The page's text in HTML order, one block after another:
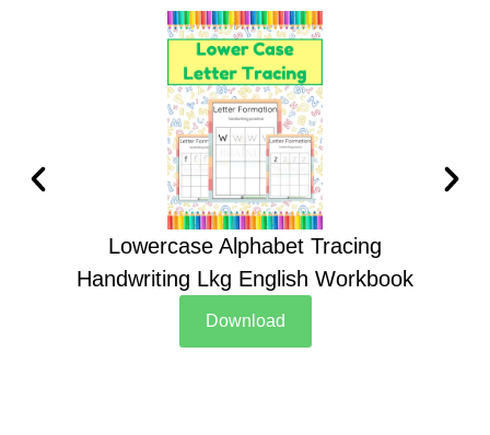
Lowercase Alphabet Tracing
Handwriting Lkg English Workbook
Download